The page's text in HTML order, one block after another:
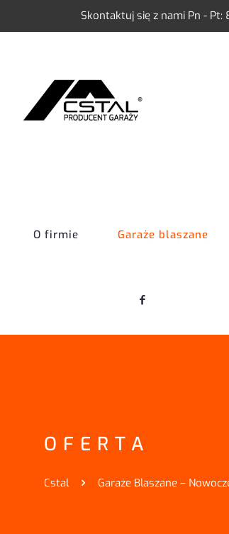
Skontaktuj się z nami Pn - Pt:
O firmie Garaże blaszane
OFERTA
Cstal Garaże Blaszane –